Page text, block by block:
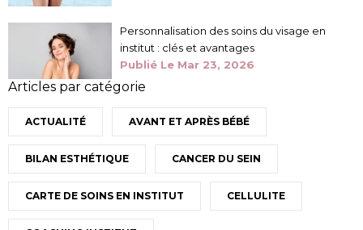
Personnalisation des soins du visage en
institut : clés et avantages
Publié Le Mar 23, 2026
Articles par catégorie
ACTUALITÉ AVANT ET APRÈS BÉBÉ
BILAN ESTHÉTIQUE CANCER DU SEIN
CARTE DE SOINS EN INSTITUT CELLULITE